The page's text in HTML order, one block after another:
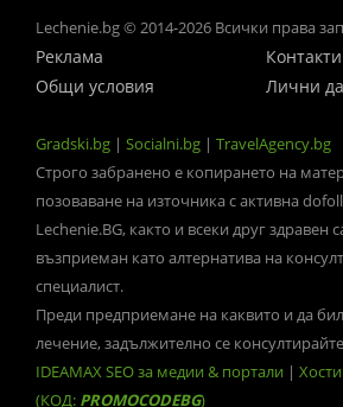
Lechenie.bg © 2014-2026 Всички права
Реклама
Контакти
Общи условия
Лични
Gradski.bg | Socialni.bg | TravelAgency.bg
Строго забранено е копирането на
позоваване на източника с активна
Lechenie.BG, както и всеки друг здравен
възприеман като алтернатива на
специалист.
Преди предприемане на каквито и да
лечение, задължително се
IDEAMAX SEO за медии & портали |
(КОД: PROMOCODEBG)